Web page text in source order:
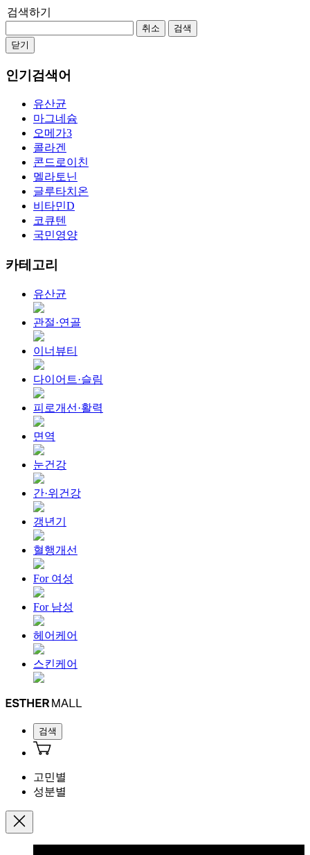
검색하기
취소
검색
닫기
인기검색어
유산균
마그네슘
오메가3
콜라겐
콘드로이친
멜라토닌
글루타치온
비타민D
코큐텐
국민영양
카테고리
유산균
관절·연골
이너뷰티
다이어트·슬림
피로개선·활력
면역
눈건강
간·위건강
갱년기
혈행개선
For 여성
For 남성
헤어케어
스킨케어
검색
고민별
성분별